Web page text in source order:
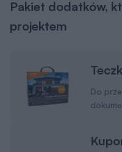
Pakiet dodatków,
projektem
Do